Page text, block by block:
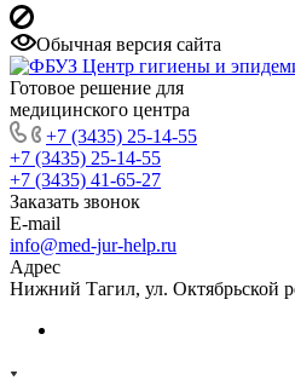
Обычная версия сайта
Готовое решение для
медицинского центра
+7 (3435) 25-14-55
+7 (3435) 25-14-55
+7 (3435) 41-65-27
Заказать звонок
E-mail
info@med-jur-help.ru
Адрес
Нижний Тагил, ул. Октябрьской